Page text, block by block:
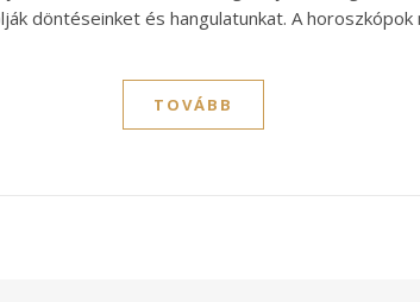
döntéseinket és hangulatunkat. A
TOVÁBB